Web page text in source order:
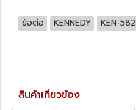
ข้อต่อ KENNEDY KEN-582
สินค้าเกี่ยวข้อง